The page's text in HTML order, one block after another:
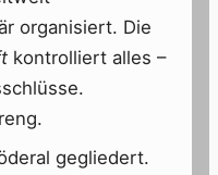
organisiert. Die
kontrolliert alles –
gegliedert.